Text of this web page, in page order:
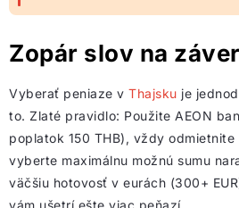
Zopár slov na záver
Vyberať peniaze v Thajsku je
to. Zlaté pravidlo: Použite AEON
poplatok 150 THB), vždy
vyberte maximálnu možnú sumu
väčšiu hotovosť v eurách (300+